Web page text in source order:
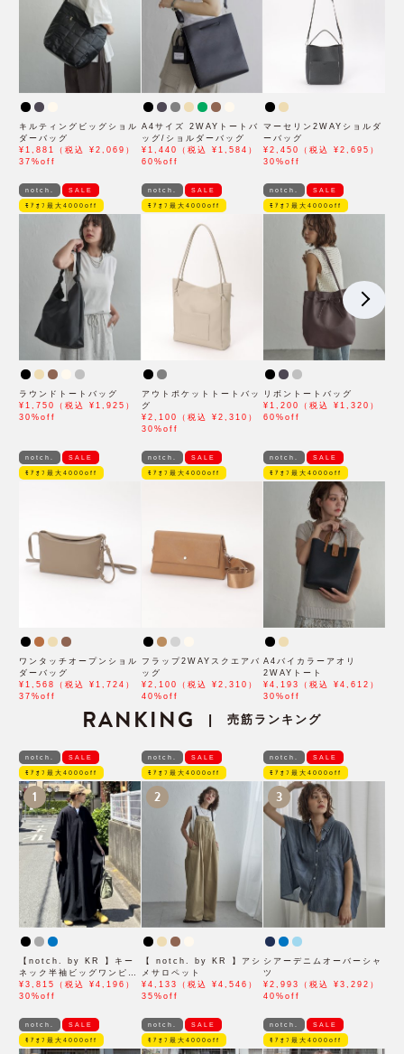
キルティングビッグショル
ダーバッグ
¥1,881（税込 ¥2,069）
37%off
A4サイズ 2WAYトートバ
ッグ/ショルダーバッグ
¥1,440（税込 ¥1,584）
60%off
マーセリン2WAYショルダ
ーバッグ
¥2,450（税込 ¥2,695）
30%off
notch. SALE
ﾓｱｵﾌ最大4000off
ラウンドトートバッグ
¥1,750（税込 ¥1,925）
30%off
notch. SALE
ﾓｱｵﾌ最大4000off
アウトポケットトートバッ
グ
¥2,100（税込 ¥2,310）
30%off
notch. SALE
ﾓｱｵﾌ最大4000off
リボントートバッグ
¥1,200（税込 ¥1,320）
60%off
notch. SALE
ﾓｱｵﾌ最大4000off
ワンタッチオープンショル
ダーバッグ
¥1,568（税込 ¥1,724）
37%off
notch. SALE
ﾓｱｵﾌ最大4000off
フラップ2WAYスクエアバ
ッグ
¥2,100（税込 ¥2,310）
40%off
notch. SALE
ﾓｱｵﾌ最大4000off
A4バイカラーアオリ
2WAYトート
¥4,193（税込 ¥4,612）
30%off
RANKING | 売筋ランキング
notch. SALE
ﾓｱｵﾌ最大4000off
1
【notch. by KR 】キー
ネック半袖ビッグワンピー
ス
¥3,815（税込 ¥4,196）
30%off
notch. SALE
ﾓｱｵﾌ最大4000off
2
【 notch. by KR 】アシ
メサロペット
¥4,133（税込 ¥4,546）
35%off
notch. SALE
ﾓｱｵﾌ最大4000off
3
シアーデニムオーバーシャ
ツ
¥2,993（税込 ¥3,292）
40%off
notch. SALE
ﾓｱｵﾌ最大4000off
notch. SALE
ﾓｱｵﾌ最大4000off
notch. SALE
ﾓｱｵﾌ最大4000off